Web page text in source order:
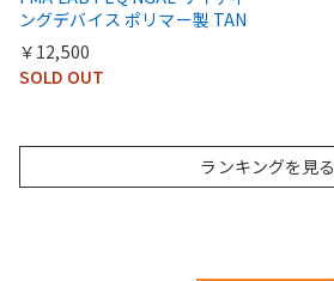
ングデバイス ポリマー製 TAN
￥12,500
SOLD OUT
ランキングを見る